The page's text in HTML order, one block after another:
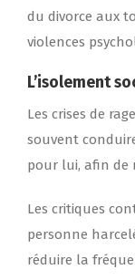
du divorce aux
violences
L’isolement
Les crises de
souvent
pour lui, afin de
Les critiques
personne
réduire la